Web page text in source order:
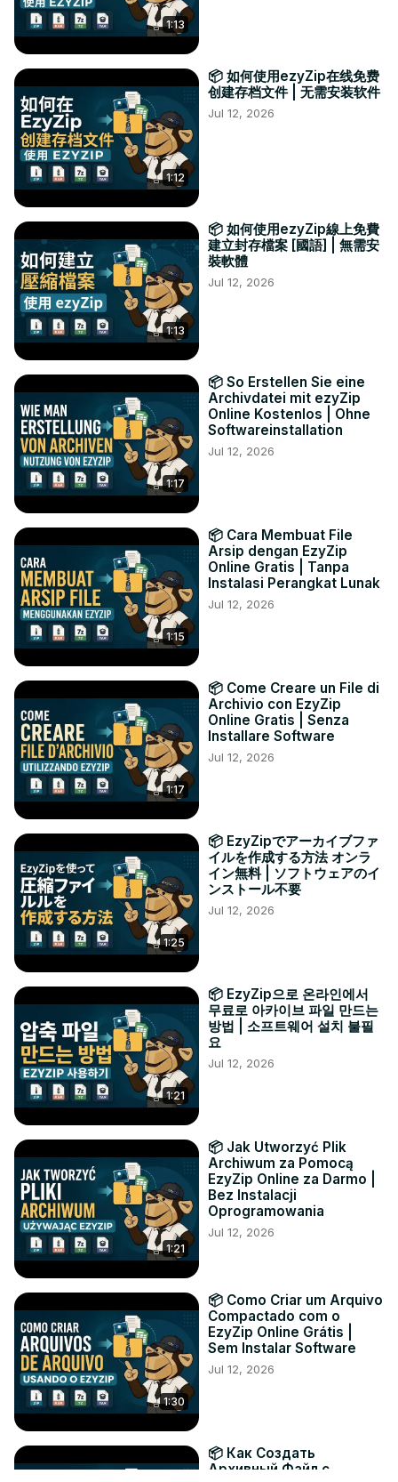
1:13
1:12
📦 如何使用ezyZip在线免费
创建存档文件 | 无需安装软件
Jul 12, 2026
1:13
📦 如何使用ezyZip線上免費
建立封存檔案 [國語] | 無需安
裝軟體
Jul 12, 2026
1:17
📦 So Erstellen Sie eine
Archivdatei mit ezyZip
Online Kostenlos | Ohne
Softwareinstallation
Jul 12, 2026
1:15
📦 Cara Membuat File
Arsip dengan EzyZip
Online Gratis | Tanpa
Instalasi Perangkat Lunak
Jul 12, 2026
1:17
📦 Come Creare un File di
Archivio con EzyZip
Online Gratis | Senza
Installare Software
Jul 12, 2026
1:25
📦 EzyZipでアーカイブファ
イルを作成する方法 オンラ
イン無料 | ソフトウェアのイ
ンストール不要
Jul 12, 2026
1:21
📦 EzyZip으로 온라인에서
무료로 아카이브 파일 만드는
방법 | 소프트웨어 설치 불필
요
Jul 12, 2026
1:21
📦 Jak Utworzyć Plik
Archiwum za Pomocą
EzyZip Online za Darmo |
Bez Instalacji
Oprogramowania
Jul 12, 2026
1:30
📦 Como Criar um Arquivo
Compactado com o
EzyZip Online Grátis |
Sem Instalar Software
Jul 12, 2026
📦 Как Создать
Архивный Файл с